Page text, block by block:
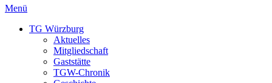
Menü
TG Würzburg
Aktuelles
Mitgliedschaft
Gaststätte
TGW-Chronik